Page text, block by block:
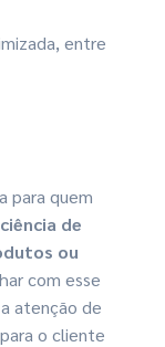
entre
para quem
de
ou
com esse
atenção de
o cliente